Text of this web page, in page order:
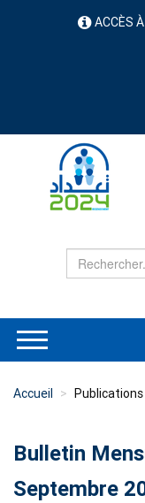
menu ACCÈS
Accueil Publications
Bulletin
Septembre